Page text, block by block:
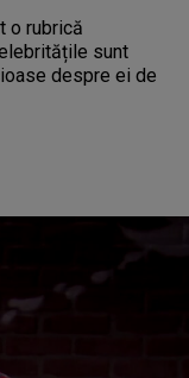
o rubrică
sunt
despre ei de